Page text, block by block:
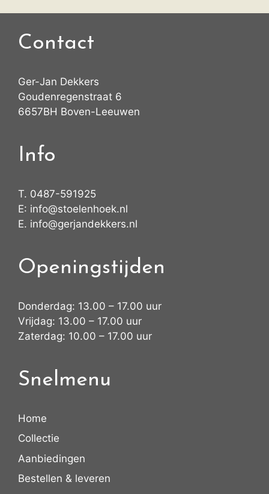
Contact
Ger-Jan Dekkers
Goudenregenstraat 6
6657BH Boven-Leeuwen
Info
T. 0487-591925
E: info@stoelenhoek.nl
E. info@gerjandekkers.nl
Openingstijden
Donderdag: 13.00 – 17.00 uur
Vrijdag: 13.00 – 17.00 uur
Zaterdag: 10.00 – 17.00 uur
Snelmenu
Home
Collectie
Aanbiedingen
Bestellen & leveren